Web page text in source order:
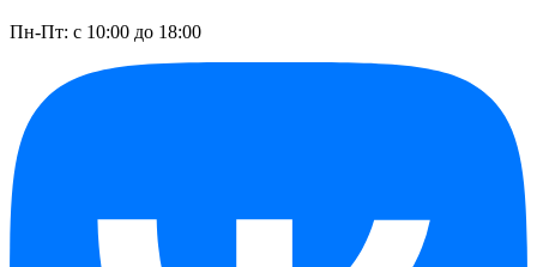
Пн-Пт: с 10:00 до 18:00